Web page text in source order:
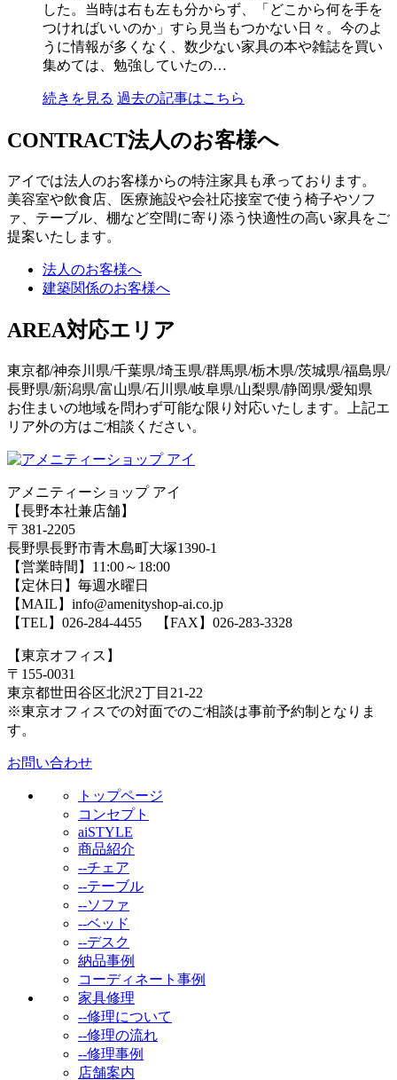
した。当時は右も左も分からず、「どこから何を手を
つければいいのか」すら見当もつかない日々。今のよ
うに情報が多くなく、数少ない家具の本や雑誌を買い
集めては、勉強していたの…
続きを見る 過去の記事はこちら
CONTRACT法人のお客様へ
アイでは法人のお客様からの特注家具も承っております。
美容室や飲食店、医療施設や会社応接室で使う椅子やソフ
ァ、テーブル、棚など空間に寄り添う快適性の高い家具をご
提案いたします。
法人のお客様へ
建築関係のお客様へ
AREA対応エリア
東京都/神奈川県/千葉県/埼玉県/群馬県/栃木県/茨城県/福島県/
長野県/新潟県/富山県/石川県/岐阜県/山梨県/静岡県/愛知県
お住まいの地域を問わず可能な限り対応いたします。上記エ
リア外の方はご相談ください。
アメニティーショップ アイ
【長野本社兼店舗】
〒381-2205
長野県長野市青木島町大塚1390-1
【営業時間】11:00～18:00
【定休日】毎週水曜日
【MAIL】info@amenityshop-ai.co.jp
【TEL】 026-284-4455 【FAX】026-283-3328
【東京オフィス】
〒155-0031
東京都世田谷区北沢2丁目21-22
※東京オフィスでの対面でのご相談は事前予約制となりま
す。
お問い合わせ
トップページ
コンセプト
aiSTYLE
商品紹介
--チェア
--テーブル
--ソファ
--ベッド
--デスク
納品事例
コーディネート事例
家具修理
--修理について
--修理の流れ
--修理事例
店舗案内